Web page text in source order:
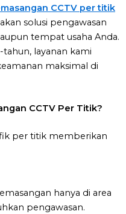
CCTV per titik
solusi pengawasan
tempat usaha Anda.
layanan kami
maksimal di
CCTV Per Titik?
per titik memberikan
hanya di area
pengawasan.